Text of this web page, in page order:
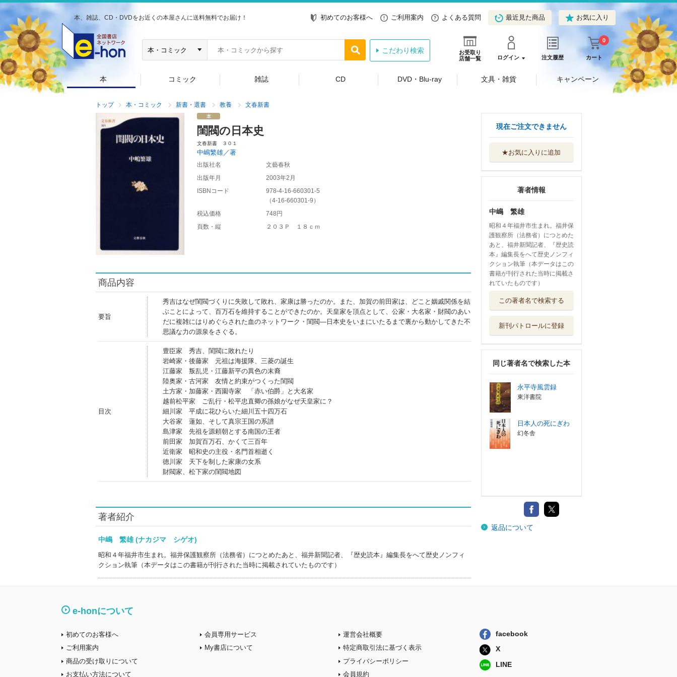
本、雑誌、CD・DVDをお近くの本屋さんに送料無料でお届け！ 初めてのお客様へ ご利用案内 よくある質問 最近見た商品 お気に入り
お受取り
店舗一覧
ログイン 注文履歴 カート
0
こだわり検索
本 コミック 雑誌 CD DVD・Blu-ray 文具・雑貨 キャンペーン
トップ 本・コミック 新書・選書 教養 文春新書
閨閥の日本史
文春新書 ３０１
中嶋繁雄／著
出版社名
文藝春秋
出版年月
2003年2月
ISBNコード
978-4-16-660301-5
（4-16-660301-9 ）
税込価格
748円
頁数・縦
２０３Ｐ １８ｃｍ
商品内容
要旨
秀吉はなぜ閨閥づくりに失敗して敗れ、家康は勝ったのか。また、加賀の前田家は、どこと姻戚関係を結
ぶことによって、百万石を維持することができたのか。天皇家を頂点として、公家・大名家・財閥のあい
だに複雑にはりめぐらされた血のネットワーク・閨閥―日本史をいまにいたるまで裏から動かしてきた不
思議な力の源泉をさぐる。
目次
豊臣家 秀吉、閨閥に敗れたり
岩崎家・後藤家 元祖は海援隊、三菱の誕生
江藤家 叛乱児・江藤新平の異色の末裔
陸奥家・古河家 友情と約束がつくった閨閥
土方家・加藤家・西園寺家 「赤い伯爵」と大名家
越前松平家 ご乱行・松平忠直卿の孫娘がなぜ天皇家に？
細川家 平成に花ひらいた細川五十四万石
大谷家 蓮如、そして真宗王国の系譜
島津家 先祖を源頼朝とする南国の王者
前田家 加賀百万石、かくて三百年
近衛家 昭和史の主役・名門首相逝く
徳川家 天下を制した家康の女系
財閥家、松下家の閨閥地図
著者紹介
中嶋 繁雄 (ナカジマ シゲオ)
昭和４年福井市生まれ。福井保護観察所（法務省）につとめたあと、福井新聞記者、『歴史読本』編集長をへて歴史ノンフィ
クション執筆（本データはこの書籍が刊行された当時に掲載されていたものです）
現在ご注文できません
★お気に入りに追加
著者情報
中嶋 繁雄
昭和４年福井市生まれ。福井保
護観察所（法務省）につとめた
あと、福井新聞記者、『歴史読
本』編集長をへて歴史ノンフィ
クション執筆（本データはこの
書籍が刊行された当時に掲載さ
れていたものです）
この著者名で検索する
新刊パトロールに登録
同じ著者名で検索した本
永平寺風雲録
東洋書院
日本人の死にぎわ
幻冬舎
返品について
e-honについて
初めてのお客様へ
ご利用案内
商品の受け取りについて
お支払い方法について
会員専用サービス
My書店について
運営会社概要
特定商取引法に基づく表示
プライバシーポリシー
会員規約
facebook
X
LINE